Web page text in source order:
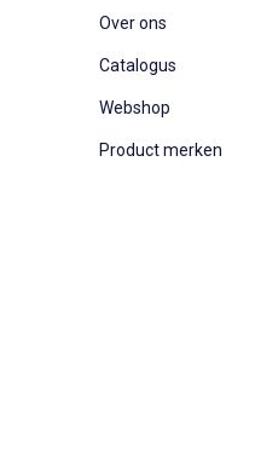
Over ons
Catalogus
Webshop
Product merken